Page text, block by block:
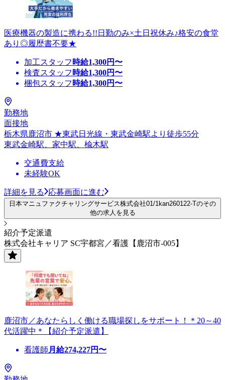
医療機器の製造に携わる!!日勤のみ×土日祝休み♪格安の食堂
あり◎履歴書不要★
加工スタッフ 時給1,300円〜
検査スタッフ 時給1,300円〜
梱包スタッフ 時給1,300円〜
勤務地
面接地
栃木県鹿沼市 ★東武日光線・東武金崎駅より徒歩55分
東武金崎駅、家中駅、楡木駅
交通費支給
未経験OK
詳細を見る 応募画面に進む
日本マニュファクチャリングサービス株式会社01/1kan260122-Tのその
他の求人を見る
紹介予定派遣
株式会社キャリア SC宇都宮／看護【鹿沼市-005】
鹿沼市／あなたらしく働ける職場探しをサポート！＊20～40
代活躍中＊【紹介予定派遣】
看護師 月給274,227円〜